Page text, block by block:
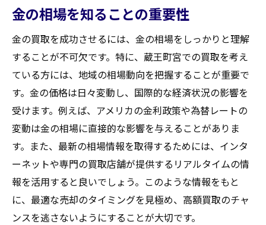
売却価格を引き上げるための説得方法
交渉時に使える情報の収集方法
価格交渉で知っておくべき専門用語
緊張をほぐす対話テクニック
蔵王町宮での買取業者選びの秘訣とは？信頼で
きる業者の見極め方
信頼性の高い業者の特徴
口コミやレビューを活用した業者選び
認可や資格を確認する重要性
地域密着型業者のメリット
金の相場を知ることの重要性
金の買取を成功させるには、金の相場をしっかりと理解
することが不可欠です。特に、蔵王町宮での買取を考え
ている方には、地域の相場動向を把握することが重要で
す。金の価格は日々変動し、国際的な経済状況の影響を
受けます。例えば、アメリカの金利政策や為替レートの
変動は金の相場に直接的な影響を与えることがありま
す。また、最新の相場情報を取得するためには、インタ
ーネットや専門の買取店舗が提供するリアルタイムの情
報を活用すると良いでしょう。このような情報をもと
に、最適な売却のタイミングを見極め、高額買取のチャ
ンスを逃さないようにすることが大切です。